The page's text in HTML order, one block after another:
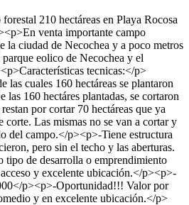
210 hectáreas en Playa Rocosa
venta importante campo
la ciudad de Necochea y a poco metros
eolico de Necochea y el
tecnicas:</p>
las cuales 160 hectáreas se plantaron
160 hectáres plantadas, se cortaron
por cortar 70 hectáreas que ya
corte. Las mismas no se van a cortar y
del campo.</p><p>-Tiene estructura
pero sin el techo y las aberturas.
de desarrolla o emprendimiento
y excelente ubicación.</p><p>-
p><p>-Oportunidad!!! Valor por
y en excelente ubicación.</p>